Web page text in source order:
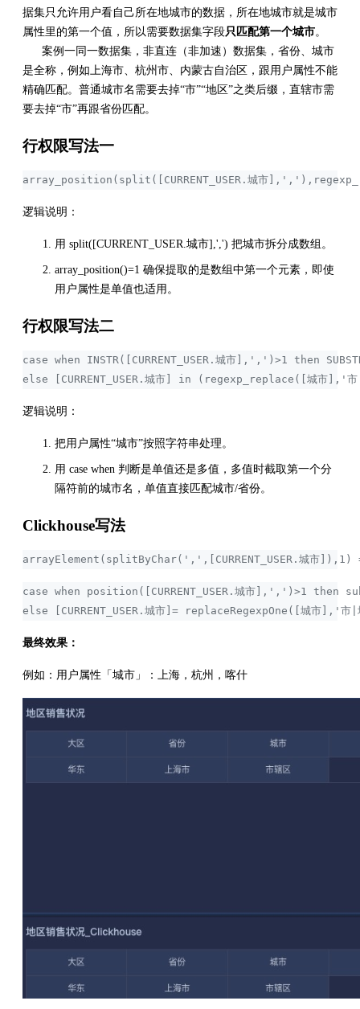
据集只允许用户看自己所在地城市的数据，所在地城市就是城市
属性里的第一个值，所以需要数据集字段只匹配第一个城市。
案例一同一数据集，非直连（非加速）数据集，省份、城市
是全称，例如上海市、杭州市、内蒙古自治区，跟用户属性不能
精确匹配。普通城市名需要去掉“市”“地区”之类后缀，直辖市需
要去掉“市”再跟省份匹配。
行权限写法一
array_position(split([CURRENT_USER.城市
逻辑说明：
用 split([CURRENT_USER.城市],',') 把城市拆分成数组。
array_position()=1 确保提取的是数组中第一个元素，即使
用户属性是单值也适用。
行权限写法二
case when INSTR([CURRENT_USER.城市],',')>1 then
else [CURRENT_USER.城市] in (regexp_replace([城
逻辑说明：
把用户属性“城市”按照字符串处理。
用 case when 判断是单值还是多值，多值时截取第一个分
隔符前的城市名，单值直接匹配城市/省份。
Clickhouse写法
arrayElement(splitByChar(',',[CURRENT_USER.城市
case when position([CURRENT_USER.城市],',')>1
else [CURRENT_USER.城市]= replaceRegexpOne([城市
最终效果：
例如：用户属性「城市」：上海，杭州，喀什